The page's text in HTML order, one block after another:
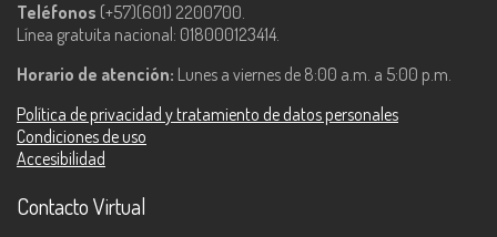
Teléfonos (+57)(601) 2200700.
Línea gratuita nacional: 018000123414.
Horario de atención: Lunes a viernes de 8:00 a.m. a 5:00 p.m.
Política de privacidad y tratamiento de datos personales
Condiciones de uso
Accesibilidad
Contacto Virtual